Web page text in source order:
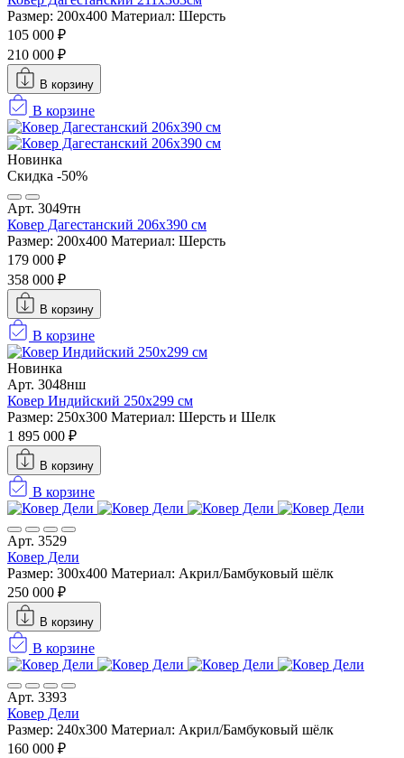
Размер: 200х400 Материал: Шерсть
105 000 ₽
210 000 ₽
В корзину
В корзине
Новинка
Скидка -50%
Арт. 3049тн
Ковер Дагестанский 206x390 см
Размер: 200х400 Материал: Шерсть
179 000 ₽
358 000 ₽
В корзину
В корзине
Новинка
Арт. 3048нш
Ковер Индийский 250x299 см
Размер: 250x300 Материал: Шерсть и Шелк
1 895 000 ₽
В корзину
В корзине
Арт. 3529
Ковер Дели
Размер: 300х400 Материал: Акрил/Бамбуковый шёлк
250 000 ₽
В корзину
В корзине
Арт. 3393
Ковер Дели
Размер: 240х300 Материал: Акрил/Бамбуковый шёлк
160 000 ₽